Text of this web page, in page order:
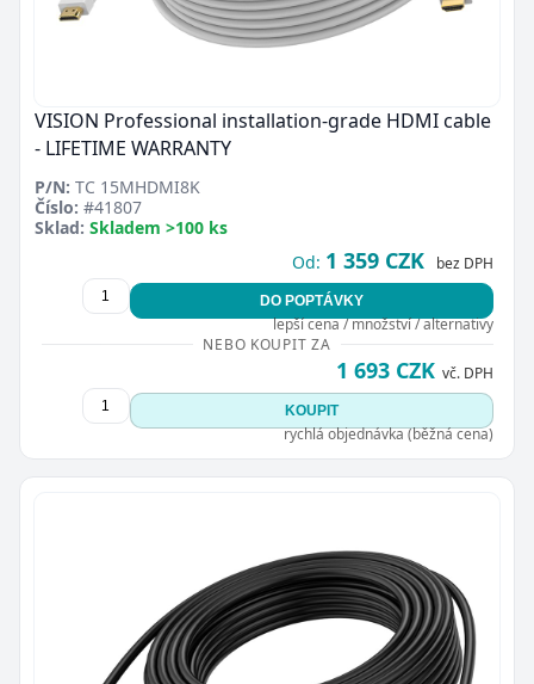
VISION Professional installation-grade HDMI cable
- LIFETIME WARRANTY
P/N: TC 15MHDMI8K
Číslo: #41807
Sklad: Skladem >100 ks
Od: 1 359 CZK bez DPH
DO POPTÁVKY
lepší cena / množství / alternativy
NEBO KOUPIT ZA
1 693 CZK vč. DPH
KOUPIT
rychlá objednávka (běžná cena)